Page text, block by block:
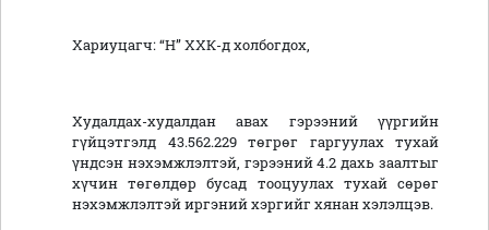
Хариуцагч: “Н” ХХК-д холбогдох,
Худалдах-худалдан авах гэрээний үүргийн
гүйцэтгэлд 43.562.229 төгрөг гаргуулах тухай
үндсэн нэхэмжлэлтэй, гэрээний 4.2 дахь заалтыг
хүчин төгөлдөр бусад тооцуулах тухай сөрөг
нэхэмжлэлтэй иргэний хэргийг хянан хэлэлцэв.